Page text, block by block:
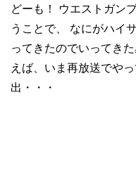
どーも！ ウエストガン
うことで、 なにがハイ
ってきたのでいってき
えば、いま再放送でや
出・・・